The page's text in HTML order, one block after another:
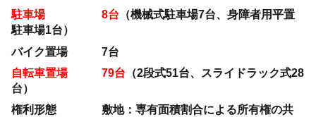
駐車場 8台 （機械式駐車場7台、身障者用平置
駐車場1台）
バイク置場 7台
自転車置場 79台 （2段式51台、スライドラック式28
台）
権利形態 敷地：専有面積割合による所有権の共